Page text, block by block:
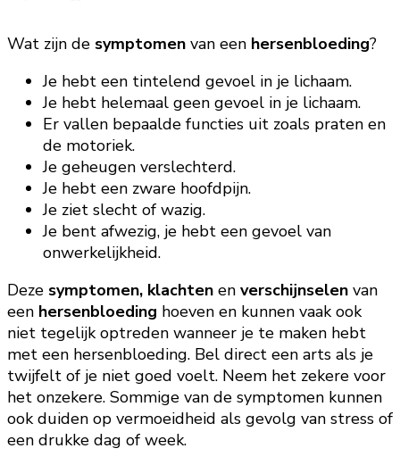
Wat zijn de symptomen van een hersenbloeding?
Je hebt een tintelend gevoel in je lichaam.
Je hebt helemaal geen gevoel in je lichaam.
Er vallen bepaalde functies uit zoals praten en
de motoriek.
Je geheugen verslechterd.
Je hebt een zware hoofdpijn.
Je ziet slecht of wazig.
Je bent afwezig, je hebt een gevoel van
onwerkelijkheid.
Deze symptomen, klachten en verschijnselen van
een hersenbloeding hoeven en kunnen vaak ook
niet tegelijk optreden wanneer je te maken hebt
met een hersenbloeding. Bel direct een arts als je
twijfelt of je niet goed voelt. Neem het zekere voor
het onzekere. Sommige van de symptomen kunnen
ook duiden op vermoeidheid als gevolg van stress of
een drukke dag of week.